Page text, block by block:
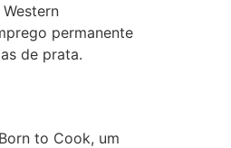
permanente
de prata.
to Cook, um